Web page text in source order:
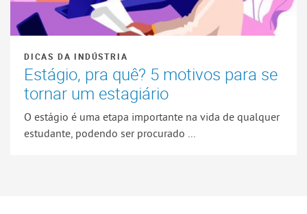
DICAS DA INDÚSTRIA
Estágio, pra quê? 5 motivos para se
tornar um estagiário
O estágio é uma etapa importante na vida de qualquer
estudante, podendo ser procurado ...